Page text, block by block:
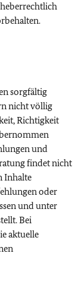
sorgfältig
nicht völlig
Richtigkeit
und
findet nicht
Inhalte
oder
und unter
Bei
aktuelle